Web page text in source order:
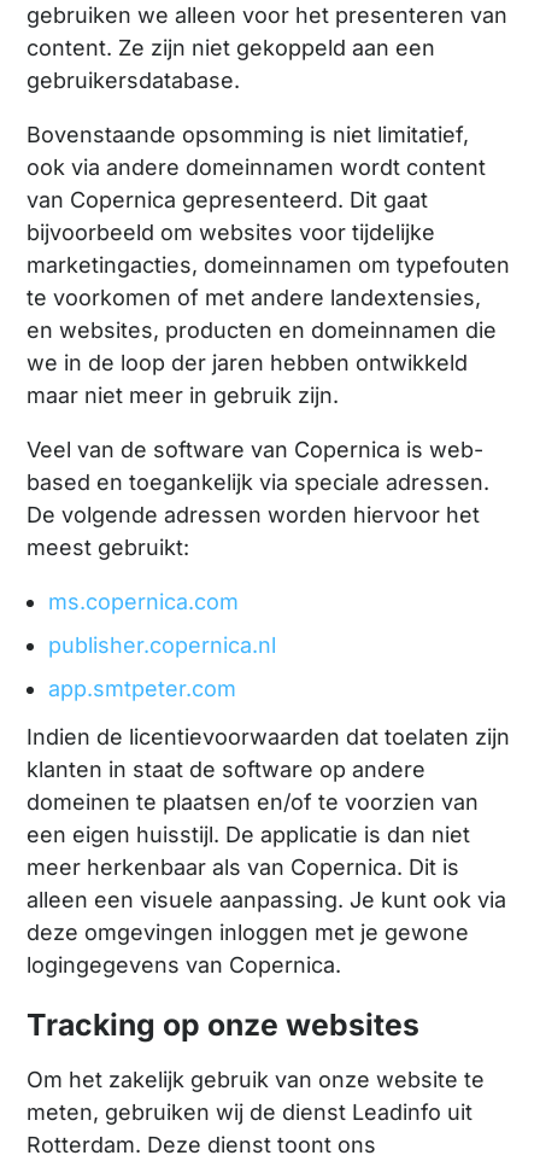
gebruiken we alleen voor het presenteren van
content. Ze zijn niet gekoppeld aan een
gebruikersdatabase.
Bovenstaande opsomming is niet limitatief,
ook via andere domeinnamen wordt content
van Copernica gepresenteerd. Dit gaat
bijvoorbeeld om websites voor tijdelijke
marketingacties, domeinnamen om typefouten
te voorkomen of met andere landextensies,
en websites, producten en domeinnamen die
we in de loop der jaren hebben ontwikkeld
maar niet meer in gebruik zijn.
Veel van de software van Copernica is web-
based en toegankelijk via speciale adressen.
De volgende adressen worden hiervoor het
meest gebruikt:
ms.copernica.com
publisher.copernica.nl
app.smtpeter.com
Indien de licentievoorwaarden dat toelaten zijn
klanten in staat de software op andere
domeinen te plaatsen en/of te voorzien van
een eigen huisstijl. De applicatie is dan niet
meer herkenbaar als van Copernica. Dit is
alleen een visuele aanpassing. Je kunt ook via
deze omgevingen inloggen met je gewone
logingegevens van Copernica.
Tracking op onze websites
Om het zakelijk gebruik van onze website te
meten, gebruiken wij de dienst Leadinfo uit
Rotterdam. Deze dienst toont ons